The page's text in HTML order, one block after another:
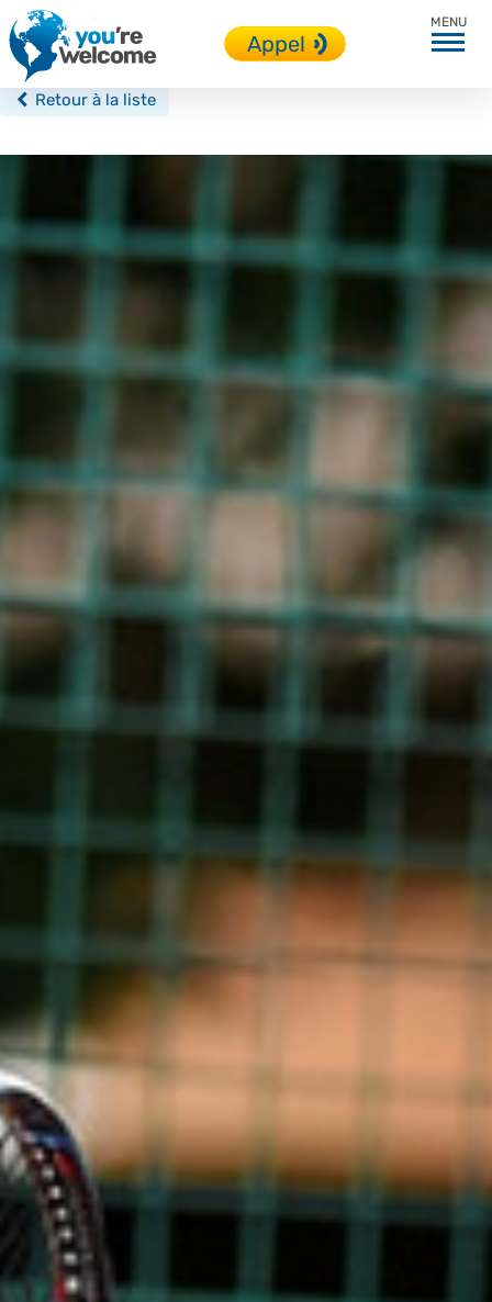
Appel
Brighton
Retour à la liste